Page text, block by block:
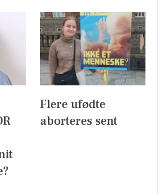
Flere ufødte
aborteres sent